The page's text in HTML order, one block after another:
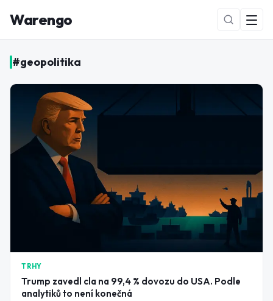
Warengo
NOVÉ
#geopolitika
TRHY
Trump zavedl cla na 99,4 % dovozu do USA. Podle
analytiků to není konečná